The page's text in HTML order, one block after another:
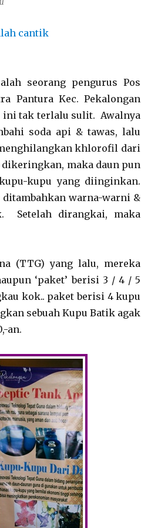
seorang pengurus Pos
Pantura Kec. Pekalongan
ini tak terlalu sulit. Awalnya
soda api & tawas, lalu
khlorofil dari
maka daun pun
kupu yang diinginkan.
warna-warni &
Setelah dirangkai, maka
(TTG) yang lalu, mereka
‘paket’ berisi 3 / 4 / 5
kok.. paket berisi 4 kupu
sebuah Kupu Batik agak
an.